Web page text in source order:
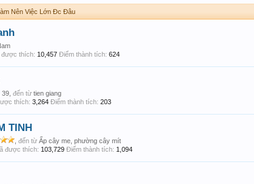
Nên Việc Lớn Đc Đâu
thích: 10,457 Điểm thành tích: 624
39, đến từ tien giang
thích: 3,264 Điểm thành tích: 203
TINH
đến từ Ấp cây me, phường cây mít
được thích: 103,729 Điểm thành tích: 1,094